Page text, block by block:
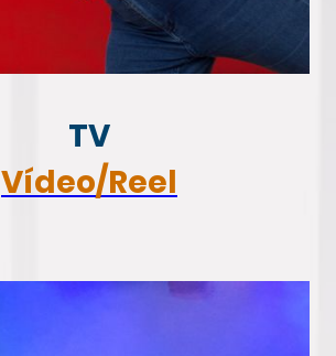
TV
Vídeo/Reel